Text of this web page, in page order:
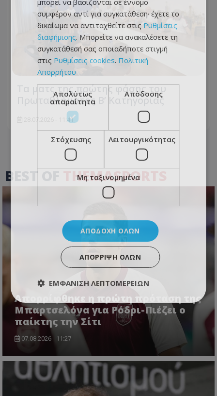
Τα ματς της πρώτης φάσης του
Πρωταθλήματος Β’ Κατηγορίας
28.07.2026 - 11:41
BEST OF THEMASPORTS
Απορρίφθηκε η πρώτη πρόταση της
Μπαρτσελόνα για Ρόδρι-Πιέζει ο
παίκτης την Σίτι
07.08.2026 - 11:27
μπορεί να βασίζονται σε έννομο
συμφέρον αντί για συγκατάθεση· έχετε το
δικαίωμα να αντιταχθείτε στις Ρυθμίσεις
διαφήμισης. Μπορείτε να ανακαλέσετε τη
συγκατάθεσή σας οποιαδήποτε στιγμή
στις Ρυθμίσεις cookies. Πολιτική
Απορρήτου
Απολύτως
απαραίτητα
Απόδοσης
Στόχευσης Λειτουργικότητας
Μη ταξινομημένα
ΑΠΟΔΟΧΉ ΌΛΩΝ
ΑΠΌΡΡΙΨΗ ΌΛΩΝ
ΕΜΦΆΝΙΣΗ ΛΕΠΤΟΜΕΡΕΙΏΝ